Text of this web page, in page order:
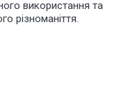
використання та
різноманіття.